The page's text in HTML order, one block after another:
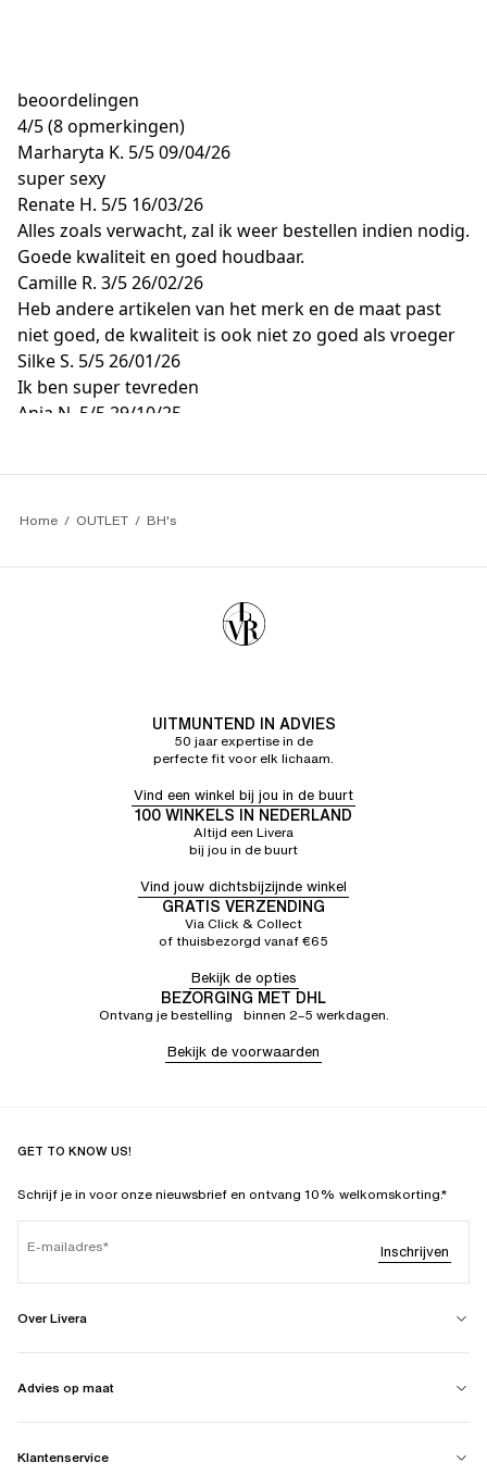
beoordelingen
4/5(8 opmerkingen)
Marharyta K. 5/509/04/26
super sexy
Renate H. 5/5 16/03/26
Alles zoals verwacht, zal ik weer bestellen indien nodig.
Goede kwaliteit en goed houdbaar.
Camille R. 3/526/02/26
Heb andere artikelen van het merk en de maat past
niet goed, de kwaliteit is ook niet zo goed als vroeger
Silke S. 5/526/01/26
Ik ben super tevreden
Anja N. 5/5 29/10/25
Home OUTLET BH's
UITMUNTEND IN ADVIES
50 jaar expertise in de
perfecte fit voor elk lichaam.
Vind een winkel bij jou in de buurt
100 WINKELS IN NEDERLAND
Altijd een Livera
bij jou in de buurt
Vind jouw dichtsbijzijnde winkel
GRATIS VERZENDING
Via Click & Collect
of thuisbezorgd vanaf €65
Bekijk de opties
BEZORGING MET DHL
Ontvang je bestelling binnen 2–5 werkdagen.
Bekijk de voorwaarden
GET TO KNOW US!
Schrijf je in voor onze nieuwsbrief en ontvang 10% welkomskorting.*
E-mailadres Inschrijven
Over Livera
Advies op maat
Klantenservice